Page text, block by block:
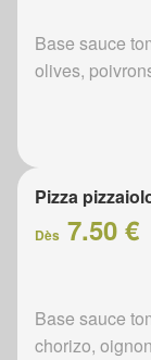
Base sauce
olives,
Pizza
Dès 7.50 €
Base sauce
chorizo,